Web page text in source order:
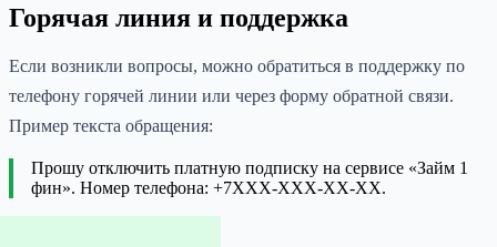
Горячая линия и поддержка
Если возникли вопросы, можно обратиться в поддержку по
телефону горячей линии или через форму обратной связи.
Пример текста обращения:
Прошу отключить платную подписку на сервисе «Займ 1
фин». Номер телефона: +7XXX-XXX-XX-XX.